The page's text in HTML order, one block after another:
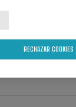
Profesora
RECHAZAR COOKIES